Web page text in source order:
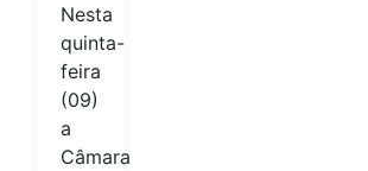
Nesta
quinta-
feira
(09)
a
Câmara